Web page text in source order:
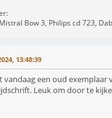
Bow 3, Philips cd 723,
13:48:39
vandaag een oud
Leuk om door te